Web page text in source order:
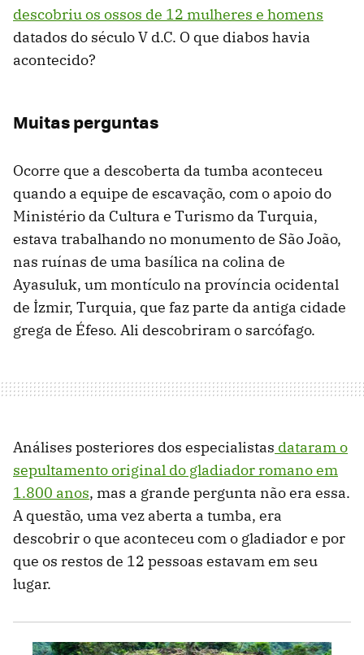
descobriu os ossos de 12 mulheres e homens
datados do século V d.C. O que diabos havia
acontecido?
Muitas perguntas
Ocorre que a descoberta da tumba aconteceu
quando a equipe de escavação, com o apoio do
Ministério da Cultura e Turismo da Turquia,
estava trabalhando no monumento de São João,
nas ruínas de uma basílica na colina de
Ayasuluk, um montículo na província ocidental
de İzmir, Turquia, que faz parte da antiga cidade
grega de Éfeso. Ali descobriram o sarcófago.
Análises posteriores dos especialistas dataram o
sepultamento original do gladiador romano em
1.800 anos, mas a grande pergunta não era essa.
A questão, uma vez aberta a tumba, era
descobrir o que aconteceu com o gladiador e por
que os restos de 12 pessoas estavam em seu
lugar.